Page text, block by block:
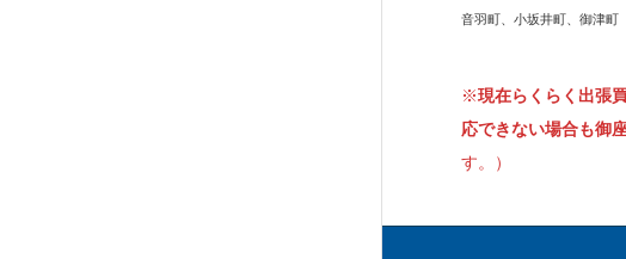
音羽町、小坂井町、御津町
※現在らくらく出張
応できない場合も御
す。）